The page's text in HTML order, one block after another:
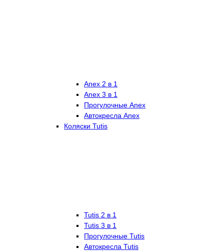
Anex 2 в 1
Anex 3 в 1
Прогулочные Anex
Автокресла Anex
Коляски Tutis
Tutis 2 в 1
Tutis 3 в 1
Прогулочные Tutis
Автокресла Tutis